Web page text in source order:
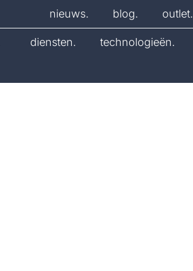
nieuws. blog. outlet.
diensten. technologieën.